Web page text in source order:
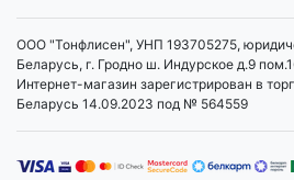
ООО "Тонфлисен", УНП 193705275,
Беларусь, г. Гродно ш. Индурское д.9
Интернет-магазин зарегистрирован в
Беларусь 14.09.2023 под № 564559